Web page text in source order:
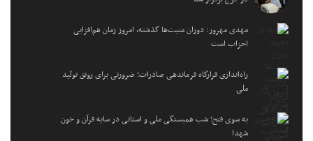
مهدی مهرور: دوران منیت‌ها گذشته، امروز زمان هم‌افزایی
احزاب است
راه‌اندازی قرارگاه فرماندهی صادرات؛ ضرورتی برای رونق تولید
ملی
به سوی فتح؛ شب همبستگی ملی و استانی در سایه قرآن و خون
شهدا